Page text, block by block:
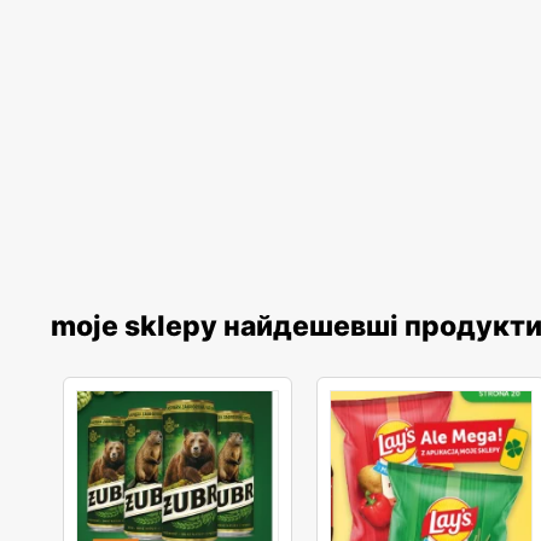
moje sklepy найдешевші продукти